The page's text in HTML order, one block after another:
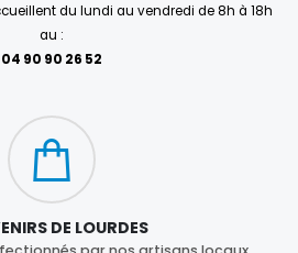
du lundi au vendredi de 8h à 18h
au :
04 90 90 26 52
DE LOURDES